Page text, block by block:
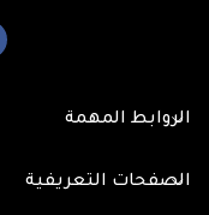
الروابط المهمة
الصفحات التعريفية